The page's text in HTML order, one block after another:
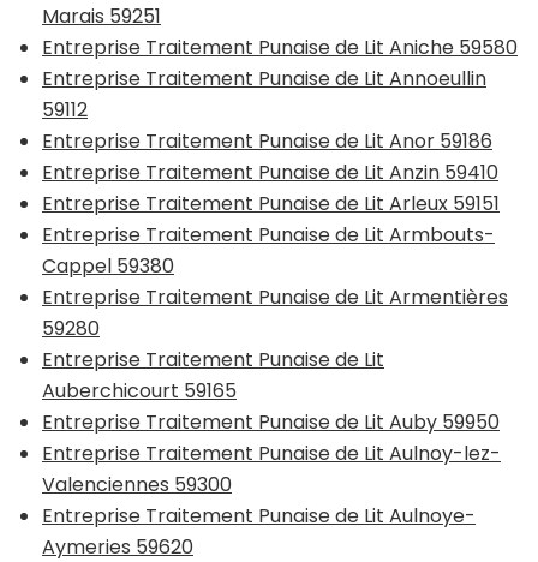
Marais 59251
Entreprise Traitement Punaise de Lit Aniche 59580
Entreprise Traitement Punaise de Lit Annoeullin
59112
Entreprise Traitement Punaise de Lit Anor 59186
Entreprise Traitement Punaise de Lit Anzin 59410
Entreprise Traitement Punaise de Lit Arleux 59151
Entreprise Traitement Punaise de Lit Armbouts-
Cappel 59380
Entreprise Traitement Punaise de Lit Armentières
59280
Entreprise Traitement Punaise de Lit
Auberchicourt 59165
Entreprise Traitement Punaise de Lit Auby 59950
Entreprise Traitement Punaise de Lit Aulnoy-lez-
Valenciennes 59300
Entreprise Traitement Punaise de Lit Aulnoye-
Aymeries 59620